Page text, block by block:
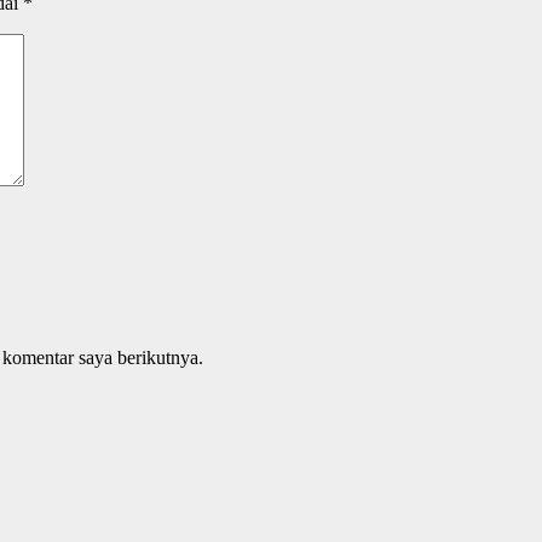
saya berikutnya.